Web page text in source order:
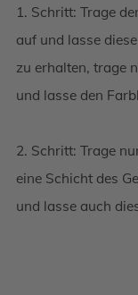
1. Schritt: Trage
auf und lasse
zu erhalten, trage
und lasse den
2. Schritt: Trage
eine Schicht des
und lasse auch